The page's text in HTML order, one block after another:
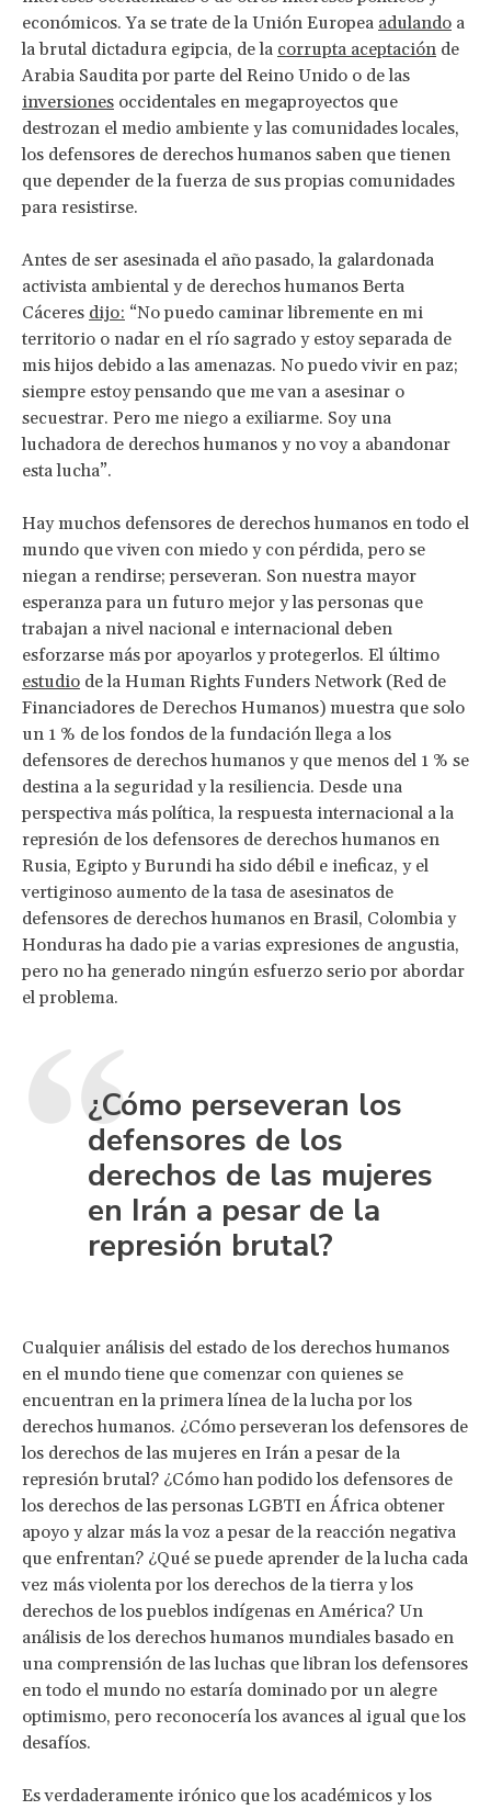
económicos. Ya se trate de la Unión Europea adulando a
la brutal dictadura egipcia, de la corrupta aceptación de
Arabia Saudita por parte del Reino Unido o de las
inversiones occidentales en megaproyectos que
destrozan el medio ambiente y las comunidades locales,
los defensores de derechos humanos saben que tienen
que depender de la fuerza de sus propias comunidades
para resistirse.
Antes de ser asesinada el año pasado, la galardonada
activista ambiental y de derechos humanos Berta
Cáceres dijo: “No puedo caminar libremente en mi
territorio o nadar en el río sagrado y estoy separada de
mis hijos debido a las amenazas. No puedo vivir en paz;
siempre estoy pensando que me van a asesinar o
secuestrar. Pero me niego a exiliarme. Soy una
luchadora de derechos humanos y no voy a abandonar
esta lucha”.
Hay muchos defensores de derechos humanos en todo el
mundo que viven con miedo y con pérdida, pero se
niegan a rendirse; perseveran. Son nuestra mayor
esperanza para un futuro mejor y las personas que
trabajan a nivel nacional e internacional deben
esforzarse más por apoyarlos y protegerlos. El último
estudio de la Human Rights Funders Network (Red de
Financiadores de Derechos Humanos) muestra que solo
un 1 % de los fondos de la fundación llega a los
defensores de derechos humanos y que menos del 1 % se
destina a la seguridad y la resiliencia. Desde una
perspectiva más política, la respuesta internacional a la
represión de los defensores de derechos humanos en
Rusia, Egipto y Burundi ha sido débil e ineficaz, y el
vertiginoso aumento de la tasa de asesinatos de
defensores de derechos humanos en Brasil, Colombia y
Honduras ha dado pie a varias expresiones de angustia,
pero no ha generado ningún esfuerzo serio por abordar
el problema.
¿Cómo perseveran los
defensores de los
derechos de las mujeres
en Irán a pesar de la
represión brutal?
Cualquier análisis del estado de los derechos humanos
en el mundo tiene que comenzar con quienes se
encuentran en la primera línea de la lucha por los
derechos humanos. ¿Cómo perseveran los defensores de
los derechos de las mujeres en Irán a pesar de la
represión brutal? ¿Cómo han podido los defensores de
los derechos de las personas LGBTI en África obtener
apoyo y alzar más la voz a pesar de la reacción negativa
que enfrentan? ¿Qué se puede aprender de la lucha cada
vez más violenta por los derechos de la tierra y los
derechos de los pueblos indígenas en América? Un
análisis de los derechos humanos mundiales basado en
una comprensión de las luchas que libran los defensores
en todo el mundo no estaría dominado por un alegre
optimismo, pero reconocería los avances al igual que los
desafíos.
Es verdaderamente irónico que los académicos y los